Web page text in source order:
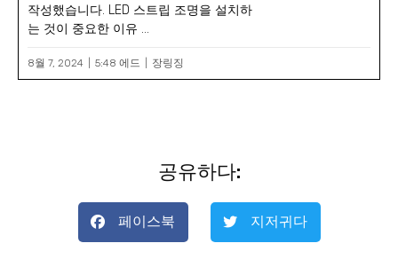
작성했습니다. LED 스트립 조명을 설치하
는 것이 중요한 이유 ...
8월 7, 2024 5:48 에드 장링징
공유하다:
페이스북 지저귀다